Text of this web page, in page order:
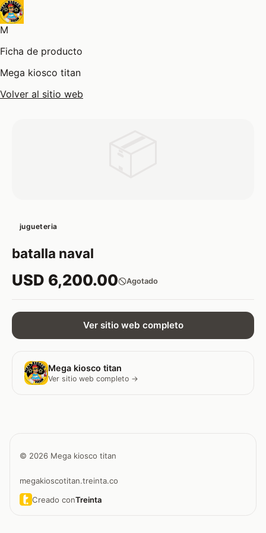
M
Ficha de producto
Mega kiosco titan
Volver al sitio web
jugueteria
batalla naval
USD 6,200.00 Agotado
Ver sitio web completo
Mega kiosco titan
Ver sitio web completo →
© 2026 Mega kiosco titan
megakioscotitan.treinta.co
Creado conTreinta